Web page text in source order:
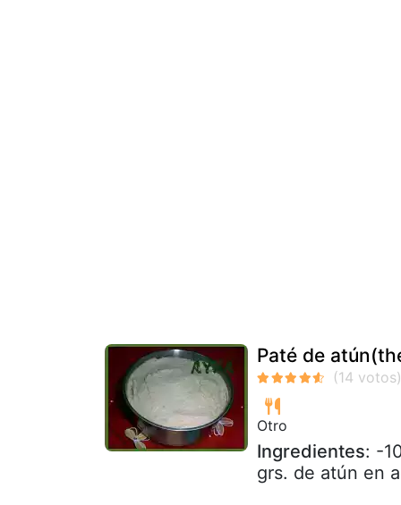
Paté de
Otro
Ingredientes: -
grs. de atún en